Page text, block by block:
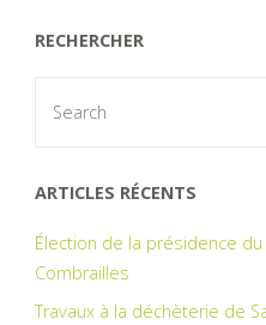
RECHERCHER
ARTICLES RÉCENTS
Élection de la présidence du
Combrailles
Travaux à la déchèterie de